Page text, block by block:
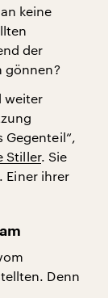
keine
der
gönnen?
weiter
Stiller. Sie
Einer ihrer
Denn